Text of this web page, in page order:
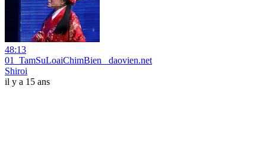
48:13
01_TamSuLoaiChimBien_ daovien.net
Shiroi
il y a 15 ans